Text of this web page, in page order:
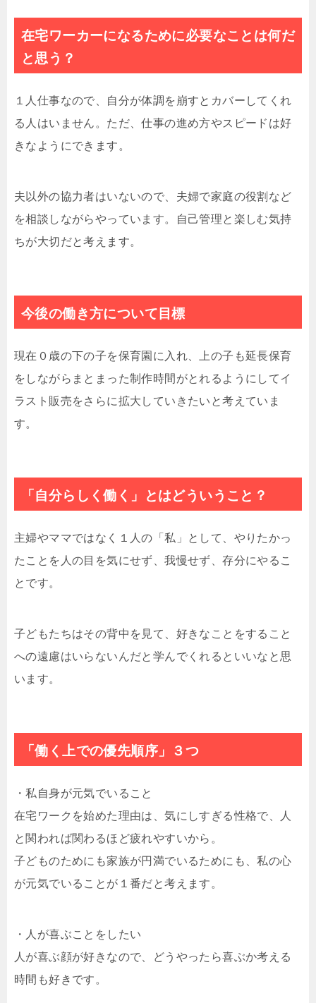
在宅ワーカーになるために必要なことは何だ
と思う？
１人仕事なので、自分が体調を崩すとカバーしてくれ
る人はいません。ただ、仕事の進め方やスピードは好
きなようにできます。
夫以外の協力者はいないので、夫婦で家庭の役割など
を相談しながらやっています。自己管理と楽しむ気持
ちが大切だと考えます。
今後の働き方について目標
現在０歳の下の子を保育園に入れ、上の子も延長保育
をしながらまとまった制作時間がとれるようにしてイ
ラスト販売をさらに拡大していきたいと考えていま
す。
「自分らしく働く」とはどういうこと？
主婦やママではなく１人の「私」として、やりたかっ
たことを人の目を気にせず、我慢せず、存分にやるこ
とです。
子どもたちはその背中を見て、好きなことをすること
への遠慮はいらないんだと学んでくれるといいなと思
います。
「働く上での優先順序」３つ
・私自身が元気でいること
在宅ワークを始めた理由は、気にしすぎる性格で、人
と関われば関わるほど疲れやすいから。
子どものためにも家族が円満でいるためにも、私の心
が元気でいることが１番だと考えます。
・人が喜ぶことをしたい
人が喜ぶ顔が好きなので、どうやったら喜ぶか考える
時間も好きです。